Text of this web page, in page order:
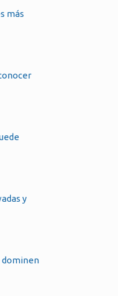
más
y
dominen